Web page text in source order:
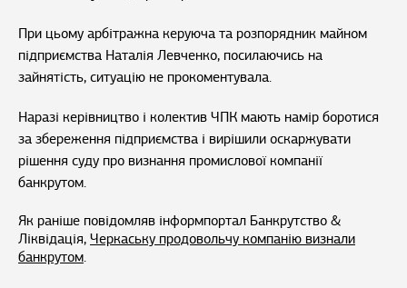
При цьому арбітражна керуюча та розпорядник майном
підприємства Наталія Левченко, посилаючись на
зайнятість, ситуацію не прокоментувала.
Наразі керівництво і колектив ЧПК мають намір боротися
за збереження підприємства і вирішили оскаржувати
рішення суду про визнання промислової компанії
банкрутом.
Як раніше повідомляв інформпортал Банкрутство &
Ліквідація, Черкаську продовольчу компанію визнали
банкрутом.